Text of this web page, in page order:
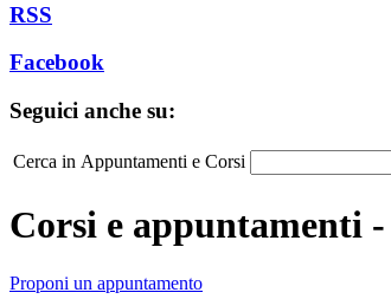
RSS
Facebook
Seguici anche su:
Cerca in Appuntamenti e Corsi
Corsi e appuntamenti
Proponi un appuntamento